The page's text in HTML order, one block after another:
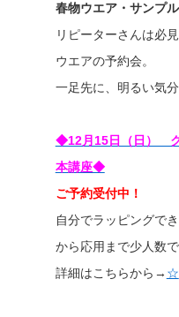
春物ウエア・サンプ
リピーターさんは必
ウエアの予約会。
一足先に、明るい気
◆12月15日（日） ク
本講座◆
ご予約受付中！
自分でラッピングで
から応用まで少人数
詳細はこちらから→ ☆